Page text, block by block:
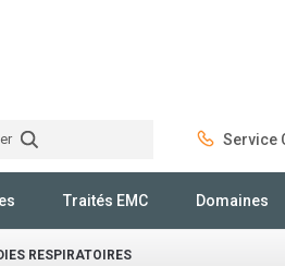
Service
Traités EMC Domaines
RESPIRATOIRES